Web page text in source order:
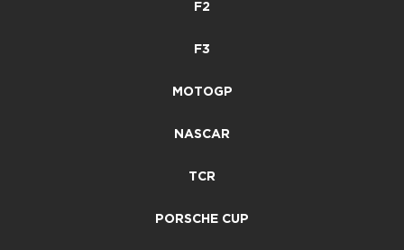
F2
F3
MOTOGP
NASCAR
TCR
PORSCHE CUP